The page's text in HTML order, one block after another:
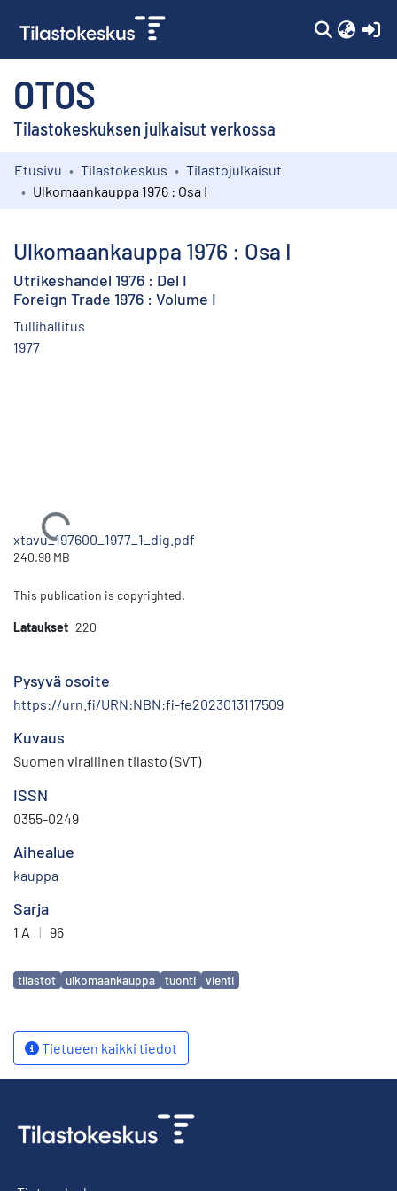
OTOS
Tilastokeskuksen julkaisut verkossa
Kokoelmat
Etusivu Tilastokeskus
Tilastojulkaisut
Ulkomaankauppa 1976 : Osa I
Ulkomaankauppa 1976 : Osa I
Utrikeshandel 1976 : Del I
Foreign Trade 1976 : Volume I
Tullihallitus
1977
Ladataan...
xtavu_197600_1977_1_dig.pdf
240.98 MB
This publication is copyrighted.
Lataukset 220
Pysyvä osoite
https://urn.fi/URN:NBN:fi-fe2023013117509
Kuvaus
Suomen virallinen tilasto (SVT)
ISSN
0355-0249
Aihealue
kauppa
Sarja
1 A | 96
Avainsanat
tilastot ulkomaankauppa tuonti vienti
Tietueen kaikki tiedot